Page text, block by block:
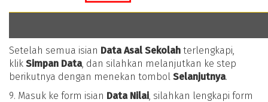
Setelah semua isian Data Asal Sekolah terlengkapi,
klik Simpan Data, dan silahkan melanjutkan ke step
berikutnya dengan menekan tombol Selanjutnya.
9. Masuk ke form isian Data Nilai , silahkan lengkapi form